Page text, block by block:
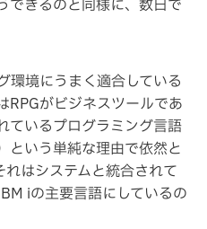
できるのと同様に、数日で
環境にうまく適合している
RPGがビジネスツールであ
ているプログラミング言語
という単純な理由で依然と
れはシステムと統合されて
iの主要言語にしているの